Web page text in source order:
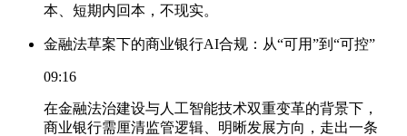
本、短期内回本，不现实。
金融法草案下的商业银行AI合规：从“可用”到“可控”
09:16
在金融法治建设与人工智能技术双重变革的背景下，
商业银行需厘清监管逻辑、明晰发展方向，走出一条